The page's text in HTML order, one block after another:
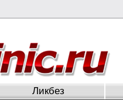
Ликбез